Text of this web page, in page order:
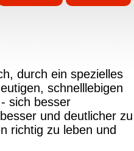
durch ein spezielles
schnelllebigen
sich besser
und deutlicher zu
richtig zu leben und